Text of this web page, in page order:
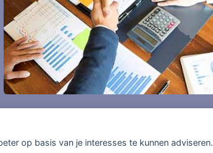
op basis van je interesses te kunnen adviseren.